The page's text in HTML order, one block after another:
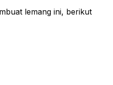
lemang ini, berikut